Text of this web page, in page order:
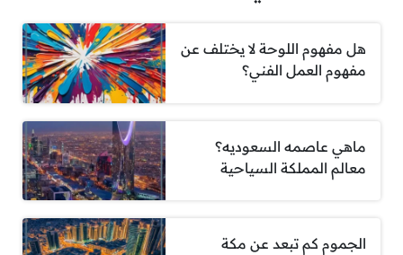
هل مفهوم اللوحة لا يختلف عن
مفهوم العمل الفني؟
ماهي عاصمه السعوديه؟
معالم المملكة السياحية
الجموم كم تبعد عن مكة